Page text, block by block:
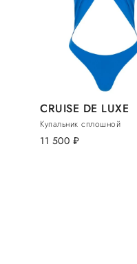
CRUISE DE LUXE
Купальник сплошной
11 500 руб.